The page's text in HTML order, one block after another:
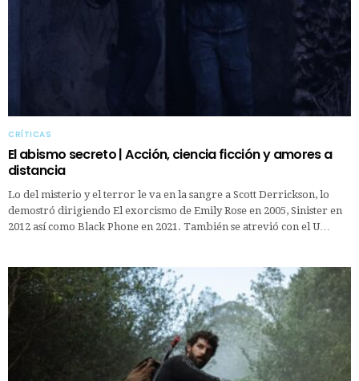
CRÍTICAS
El abismo secreto | Acción, ciencia ficción y amores a
distancia
Lo del misterio y el terror le va en la sangre a Scott Derrickson, lo
demostró dirigiendo El exorcismo de Emily Rose en 2005, Sinister en
2012 así como Black Phone en 2021. También se atrevió con el U…